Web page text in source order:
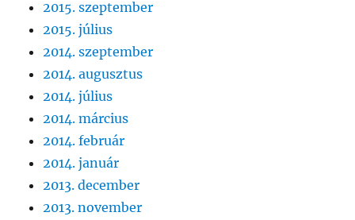
2015. szeptember
2015. július
2014. szeptember
2014. augusztus
2014. július
2014. március
2014. február
2014. január
2013. december
2013. november